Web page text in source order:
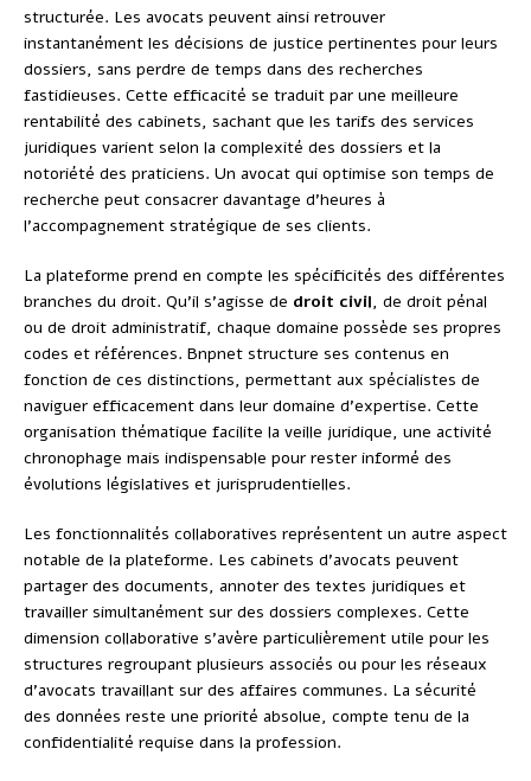
structurée. Les avocats peuvent ainsi retrouver
instantanément les décisions de justice pertinentes pour leurs
dossiers, sans perdre de temps dans des recherches
fastidieuses. Cette efficacité se traduit par une meilleure
rentabilité des cabinets, sachant que les tarifs des services
juridiques varient selon la complexité des dossiers et la
notoriété des praticiens. Un avocat qui optimise son temps de
recherche peut consacrer davantage d’heures à
l’accompagnement stratégique de ses clients.
La plateforme prend en compte les spécificités des différentes
branches du droit. Qu’il s’agisse de droit civil, de droit pénal
ou de droit administratif, chaque domaine possède ses propres
codes et références. Bnpnet structure ses contenus en
fonction de ces distinctions, permettant aux spécialistes de
naviguer efficacement dans leur domaine d’expertise. Cette
organisation thématique facilite la veille juridique, une activité
chronophage mais indispensable pour rester informé des
évolutions législatives et jurisprudentielles.
Les fonctionnalités collaboratives représentent un autre aspect
notable de la plateforme. Les cabinets d’avocats peuvent
partager des documents, annoter des textes juridiques et
travailler simultanément sur des dossiers complexes. Cette
dimension collaborative s’avère particulièrement utile pour les
structures regroupant plusieurs associés ou pour les réseaux
d’avocats travaillant sur des affaires communes. La sécurité
des données reste une priorité absolue, compte tenu de la
confidentialité requise dans la profession.